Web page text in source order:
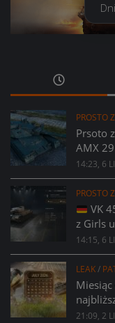
Dni
PROSTO
Prsoto
AMX
14:23, 6
PROSTO
VK
z Girls
14:15, 6
LEAK/
21:09, 2